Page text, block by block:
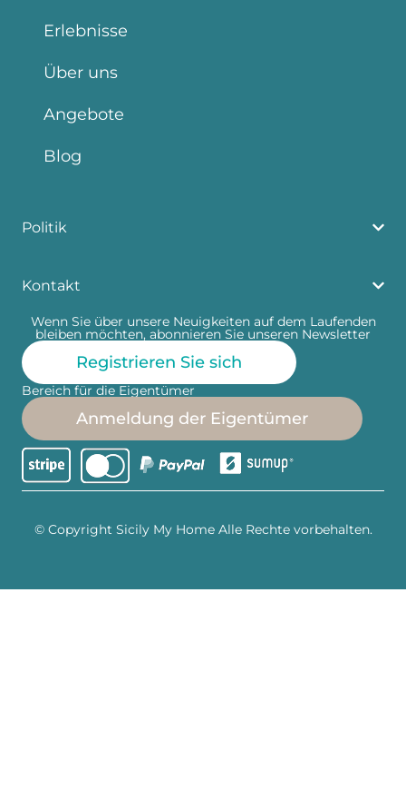
Erlebnisse
Über uns
Angebote
Blog
Politik
Kontakt
Wenn Sie über unsere Neuigkeiten auf dem Laufenden
bleiben möchten, abonnieren Sie unseren Newsletter
Registrieren Sie sich
Bereich für die Eigentümer
Anmeldung der Eigentümer
© Copyright Sicily My Home Alle Rechte vorbehalten.